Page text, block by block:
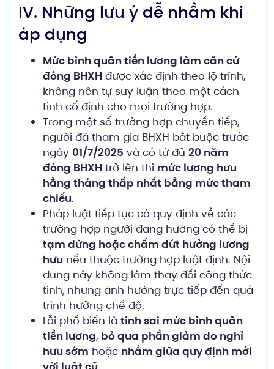
IV. Những lưu ý dễ nhầm khi
áp dụng
Mức bình quân tiền lương làm căn cứ
đóng BHXH được xác định theo lộ trình,
không nên tự suy luận theo một cách
tính cố định cho mọi trường hợp.
Trong một số trường hợp chuyển tiếp,
người đã tham gia BHXH bắt buộc trước
ngày 01/7/2025 và có từ đủ 20 năm
đóng BHXH trở lên thì mức lương hưu
hằng tháng thấp nhất bằng mức tham
chiếu.
Pháp luật tiếp tục có quy định về các
trường hợp người đang hưởng có thể bị
tạm dừng hoặc chấm dứt hưởng lương
hưu nếu thuộc trường hợp luật định. Nội
dung này không làm thay đổi công thức
tính, nhưng ảnh hưởng trực tiếp đến quá
trình hưởng chế độ.
Lỗi phổ biến là tính sai mức bình quân
tiền lương, bỏ qua phần giảm do nghỉ
hưu sớm hoặc nhầm giữa quy định mới